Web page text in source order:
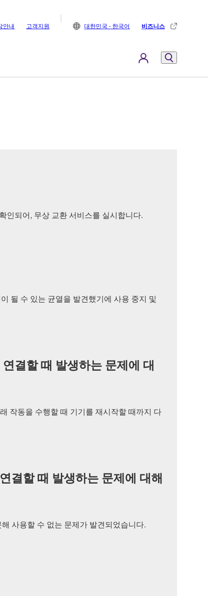
안내 고객지원 대한민국 - 한국어 비즈니스
인되어, 무상 교환 서비스를 실시합니다.
될 수 있는 균열을 발견했기에 사용 중지 및
연결할 때 발생하는 문제에 대
작동을 수행할 때 기기를 재시작할 때까지 다
결할 때 발생하는 문제에 대해
사용할 수 없는 문제가 발견되었습니다.